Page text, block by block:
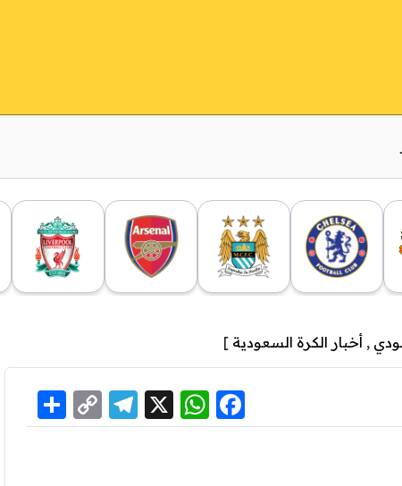
, أخبار الكرة السعودية ]
Facebook
WhatsApp
X
Telegram
Copy
Link